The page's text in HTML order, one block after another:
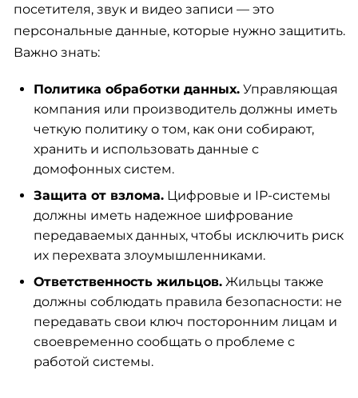
посетителя, звук и видео записи — это
персональные данные, которые нужно защитить.
Важно знать:
Политика обработки данных.Управляющая
компания или производитель должны иметь
четкую политику о том, как они собирают,
хранить и использовать данные с
домофонных систем.
Защита от взлома.Цифровые и IP-системы
должны иметь надежное шифрование
передаваемых данных, чтобы исключить риск
их перехвата злоумышленниками.
Ответственность жильцов.Жильцы также
должны соблюдать правила безопасности: не
передавать свои ключ посторонним лицам и
своевременно сообщать о проблеме с
работой системы.